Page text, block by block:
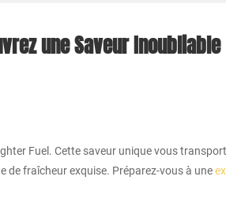
une Saveur Inoubliable
Fuel. Cette saveur unique vous
de fraîcheur exquise. Préparez-vous à une